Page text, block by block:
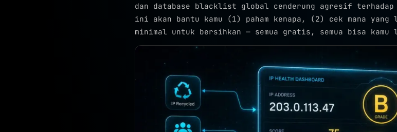
dan database blacklist global cenderung agresif terhadap
ini akan bantu kamu (1) paham kenapa, (2) cek mana
minimal untuk bersihkan — semua gratis, semua bisa